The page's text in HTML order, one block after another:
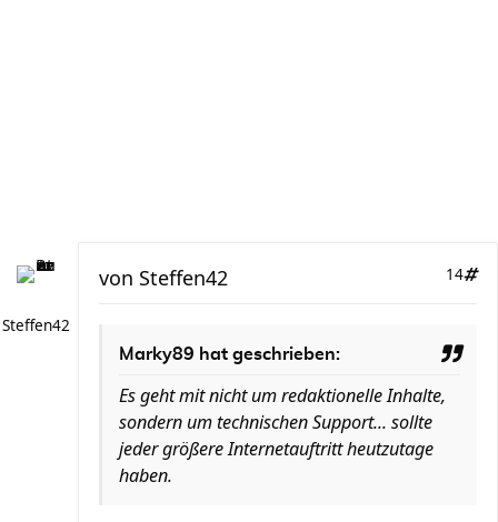
Steffen42
14
von Steffen42
Marky89 hat geschrieben:
Es geht mit nicht um redaktionelle Inhalte,
sondern um technischen Support... sollte
jeder größere Internetauftritt heutzutage
haben.